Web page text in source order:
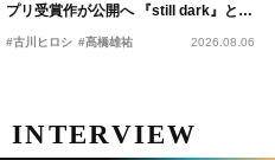
プリ受賞作が公開へ 『still dark』と同
時上映決定
#古川ヒロシ #髙橋雄祐 2026.08.06
INTERVIEW